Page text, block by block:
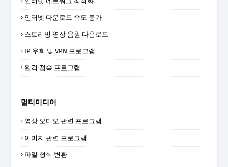
인터넷 다운로드 속도 증가
스트리밍 영상 음원 다운로드
IP 우회 및 VPN 프로그램
원격 접속 프로그램
멀티미디어
영상 오디오 관련 프로그램
이미지 관련 프로그램
파일 형식 변환